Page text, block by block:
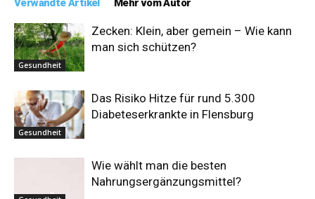
Verwandte Artikel Mehr vom Autor
Gesundheit
Zecken: Klein, aber gemein – Wie kann
man sich schützen?
Gesundheit
Das Risiko Hitze für rund 5.300
Diabeteserkrankte in Flensburg
Wie wählt man die besten
Nahrungsergänzungsmittel?